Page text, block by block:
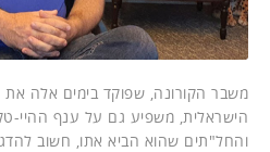
משבר הקורונה, שפוקד בימים אלה את
הישראלית, משפיע גם על ענף ההיי-
והחל"תים שהוא הביא אתו, חשוב